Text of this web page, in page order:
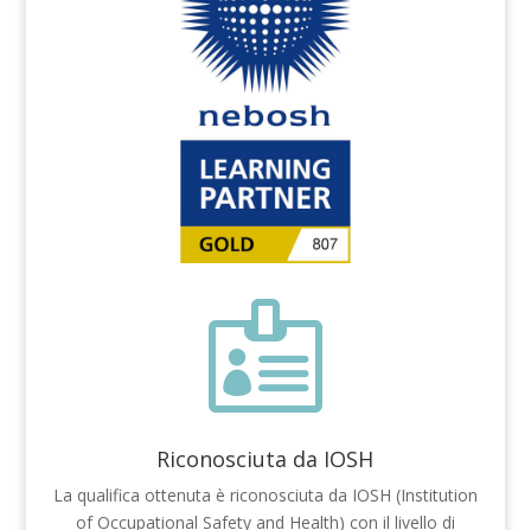

Riconosciuta da IOSH
La qualifica ottenuta è riconosciuta da IOSH (Institution
of Occupational Safety and Health) con il livello di